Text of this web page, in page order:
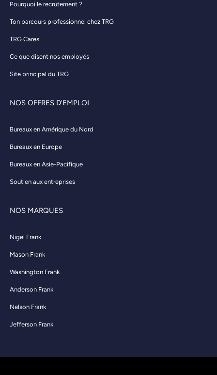
Pourquoi le recrutement ?
Ton parcours professionnel chez TRG
TRG Cares
Ce que disent nos employés
Site principal du TRG
NOS OFFRES D'EMPLOI
Bureaux en Amérique du Nord
Bureaux en Europe
Bureaux en Asie-Pacifique
Soutien aux entreprises
NOS MARQUES
Nigel Frank
Mason Frank
Washington Frank
Anderson Frank
Nelson Frank
Jefferson Frank